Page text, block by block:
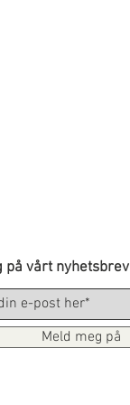
på vårt nyhetsbrev
Meld meg på